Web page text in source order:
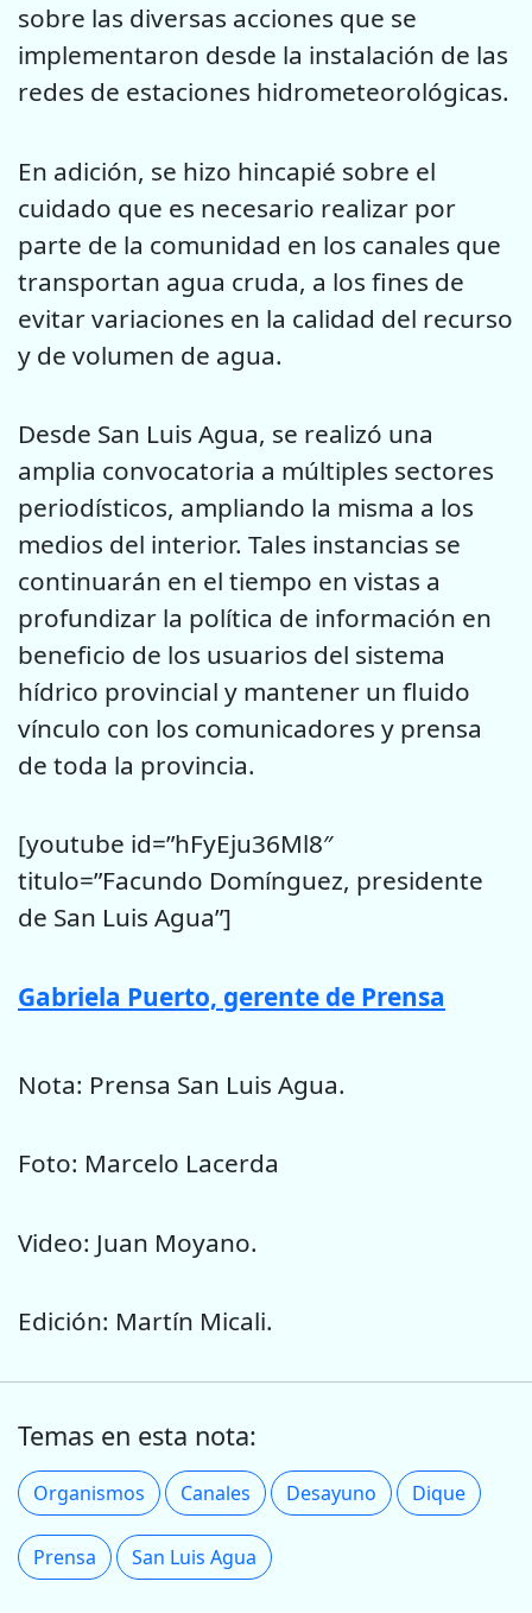
sobre las diversas acciones que se
implementaron desde la instalación de las
redes de estaciones hidrometeorológicas.
En adición, se hizo hincapié sobre el
cuidado que es necesario realizar por
parte de la comunidad en los canales que
transportan agua cruda, a los fines de
evitar variaciones en la calidad del recurso
y de volumen de agua.
Desde San Luis Agua, se realizó una
amplia convocatoria a múltiples sectores
periodísticos, ampliando la misma a los
medios del interior. Tales instancias se
continuarán en el tiempo en vistas a
profundizar la política de información en
beneficio de los usuarios del sistema
hídrico provincial y mantener un fluido
vínculo con los comunicadores y prensa
de toda la provincia.
[youtube id=”hFyEju36Ml8″
titulo=”Facundo Domínguez, presidente
de San Luis Agua”]
Gabriela Puerto, gerente de Prensa
Nota: Prensa San Luis Agua.
Foto: Marcelo Lacerda
Video: Juan Moyano.
Edición: Martín Micali.
Temas en esta nota:
Organismos Canales Desayuno Dique
Prensa San Luis Agua